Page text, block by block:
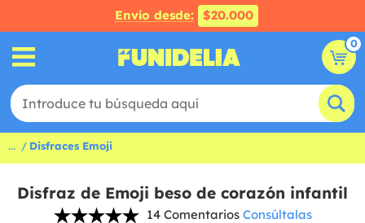
Envío desde: $20.000
0
... Disfraces Emoji
Disfraz de Emoji beso de corazón infantil
14 Comentarios Consúltalas